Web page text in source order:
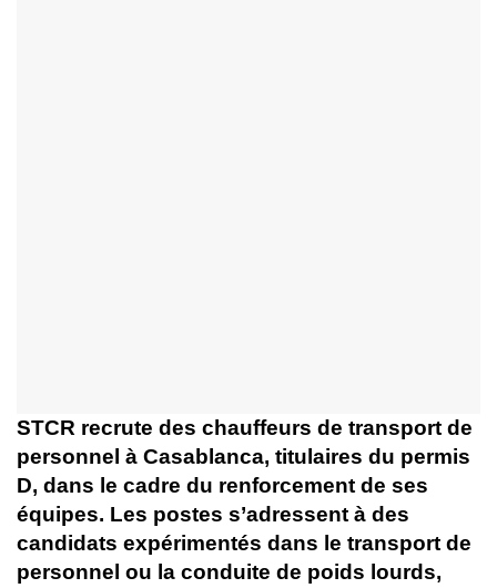
STCR recrute des chauffeurs de transport de
personnel à Casablanca, titulaires du permis
D, dans le cadre du renforcement de ses
équipes. Les postes s’adressent à des
candidats expérimentés dans le transport de
personnel ou la conduite de poids lourds,